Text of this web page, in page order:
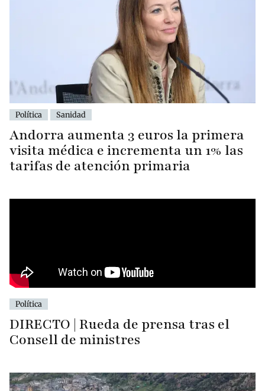
Política Sanidad
Andorra aumenta 3 euros la primera
visita médica e incrementa un 1% las
tarifas de atención primaria
Política
DIRECTO | Rueda de prensa tras el
Consell de ministres